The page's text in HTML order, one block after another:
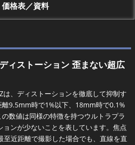
価格表／資料
ィストーション 歪まない超広
は、ディストーションを徹底して抑制す
9.5mm時で1%以下、18mm時で0.1%
数値は同様の特徴を持つウルトラプラ
ョンが少ないことを表しています。焦点
近距離で撮影した場合でも、直線を直